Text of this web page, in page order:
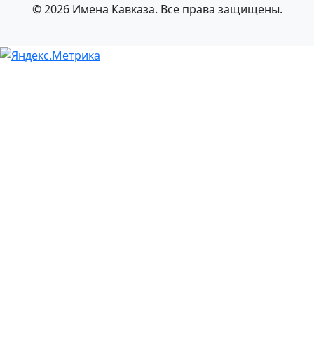
© 2026 Имена Кавказа. Все права защищены.